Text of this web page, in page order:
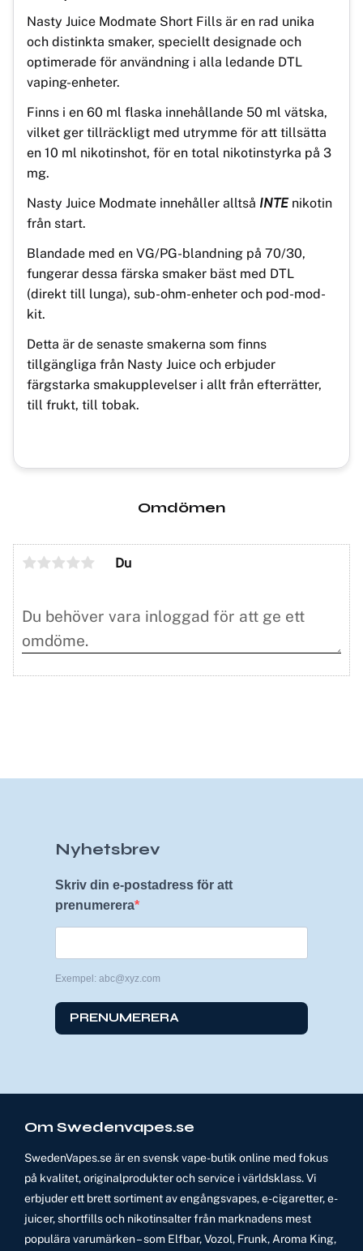
Nasty Juice Modmate Short Fills är en rad unika
och distinkta smaker, speciellt designade och
optimerade för användning i alla ledande DTL
vaping-enheter.
Finns i en 60 ml flaska innehållande 50 ml vätska,
vilket ger tillräckligt med utrymme för att tillsätta
en 10 ml nikotinshot, för en total nikotinstyrka på 3
mg.
Nasty Juice Modmate innehåller alltså INTE nikotin
från start.
Blandade med en VG/PG-blandning på 70/30,
fungerar dessa färska smaker bäst med DTL
(direkt till lunga), sub-ohm-enheter och pod-mod-
kit.
Detta är de senaste smakerna som finns
tillgängliga från Nasty Juice och erbjuder
färgstarka smakupplevelser i allt från efterrätter,
till frukt, till tobak.
Omdömen
Du
Nyhetsbrev
Skriv din e-postadress för att
prenumerera
Exempel: abc@xyz.com
PRENUMERERA
Om Swedenvapes.se
SwedenVapes.se är en svensk vape-butik online med fokus
på kvalitet, originalprodukter och service i världsklass. Vi
erbjuder ett brett sortiment av engångsvapes, e-cigaretter, e-
juicer, shortfills och nikotinsalter från marknadens mest
populära varumärken – som Elfbar, Vozol, Frunk, Aroma King,